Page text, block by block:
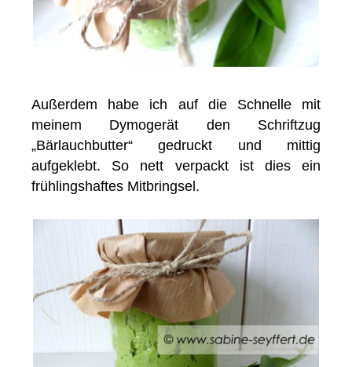
Außerdem habe ich auf die Schnelle mit
meinem Dymogerät den Schriftzug
„Bärlauchbutter“ gedruckt und mittig
aufgeklebt. So nett verpackt ist dies ein
frühlingshaftes Mitbringsel.